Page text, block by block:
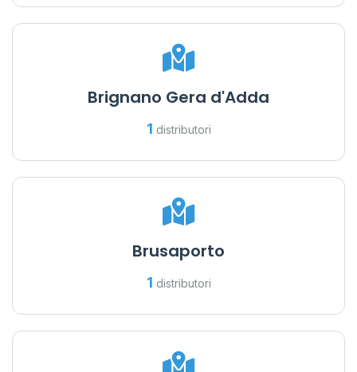
Brignano Gera d'Adda
1 distributori
Brusaporto
1 distributori